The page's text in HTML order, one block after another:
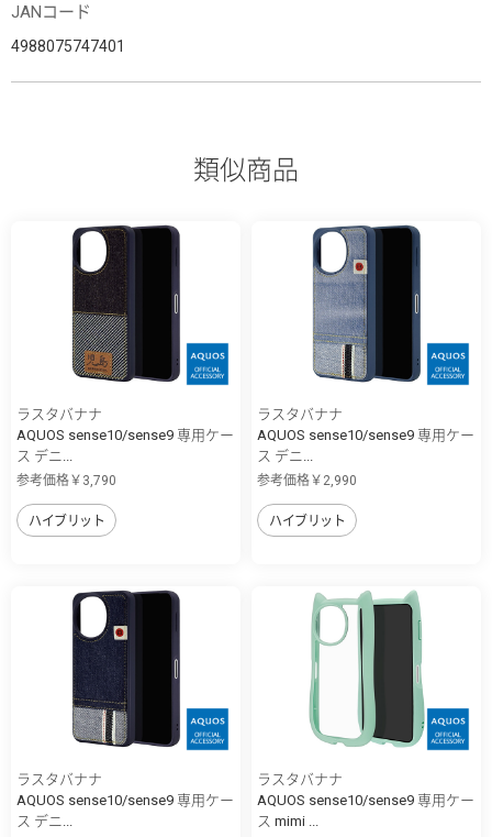
JANコード
4988075747401
類似商品
ラスタバナナ
AQUOS sense10/sense9 専用ケー
ス デニ...
参考価格￥3,790
ハイブリット
ラスタバナナ
AQUOS sense10/sense9 専用ケー
ス デニ...
参考価格￥2,990
ハイブリット
ラスタバナナ
AQUOS sense10/sense9 専用ケー
ス デニ...
ラスタバナナ
AQUOS sense10/sense9 専用ケー
ス mimi ...